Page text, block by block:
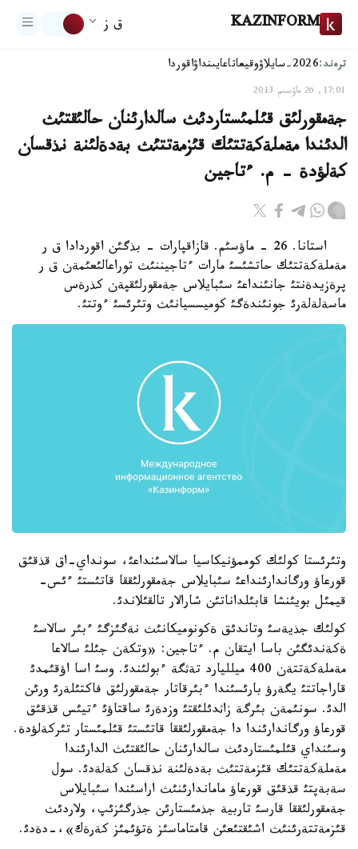
KAZINFORM ق ز
ترەند:2026-سايلاۋ وقيعاتاعايىنداۋاقوردا
17:01, 26 ماۋسىم 2013
جةمقورلئق قئلمئستاردئث سالدارئنان حالئقتئث
الدئندا مةملةكةتتئك قئزمةتتئث بةدةلئنة نذقسان
كةلؤدة - م. ءتاجين
استانا. 26 - ماؤسئم. قازاقپارات - بذگئن اقوردادا ق ر
مةملةكةتتئك حاتشئسئ مارات ءتاجيننئث توراعالئعئمةن ق ر
پرةزيدةنتئ جانئنداعئ سئبايلاس جةمقورلئقپةن كذرةس
ماسةلةلةرئ جونئندةگئ كوميسسيانئث وتئرئسئ ءوتتئ.
وتئرئستا كولئك كوممؤنيكاسيا سالاسئنداعئ، سونداي-اق قذقئق
قورعاؤ ورگاندارئنداعئ سئبايلاس جةمقورلئققا قاتئستئ ءئس-
قيمئل بويئنشا قابئلداناتئن شارالار تالقئلاندئ.
كولئك جذيةسئ وتاندئق ةكونوميكانئث نةگئزگئ ءبئر سالاسئ
ةكةندئگئن باسا ايتقان م. ءتاجين: «وتكةن جئلئ سالاعا
مةملةكةتتةن 400 ميلليارد تةثگة ءبولئندئ. وسئ اسا اؤقئمدئ
قاراجاتتئ يگةرؤ بارئسئندا ءبئرقاتار جةمقورلئق فاكتئلةرئ ورئن
الدئ. سونئمةن بئرگة زاثدئلئقتئ وزدةرئ ساقتاؤئ ءتيئس قذقئق
قورعاؤ ورگاندارئندا دا جةمقورلئققا قاتئستئ قئلمئستار تئركةلؤدة.
وسئنداي قئلمئستاردئث سالدارئنان حالئقتئث الدارئندا
مةملةكةتتئك قئزمةتتئث بةدةلئنة نذقسان كةلةدئ. سول
سةبةپتئ قذقئق قورعاؤ ماماندارئنئث اراسئندا سئبايلاس
جةمقورلئققا قارسئ تاربية جذمئستارئن جذرگئزئپ، ولاردئث
قئزمةتتةرئنئث اشئقتئعئن قامتاماسئز ةتؤئمئز كةرةك»،-دةدئ.